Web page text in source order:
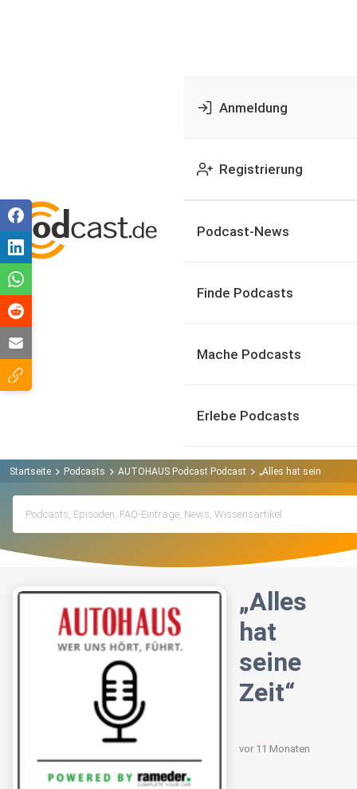
Anmeldung
Registrierung
Podcast-News
Finde Podcasts
Mache Podcasts
Erlebe Podcasts
Startseite Podcasts AUTOHAUS Podcast Podcast „Alles hat seine Zeit“
„Alles
hat
seine
Zeit“
vor 11 Monaten